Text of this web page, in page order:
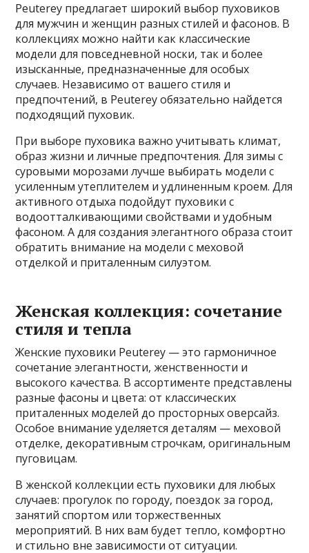
Peuterey предлагает широкий выбор пуховиков
для мужчин и женщин разных стилей и фасонов. В
коллекциях можно найти как классические
модели для повседневной носки, так и более
изысканные, предназначенные для особых
случаев. Независимо от вашего стиля и
предпочтений, в Peuterey обязательно найдется
подходящий пуховик.
При выборе пуховика важно учитывать климат,
образ жизни и личные предпочтения. Для зимы с
суровыми морозами лучше выбирать модели с
усиленным утеплителем и удлиненным кроем. Для
активного отдыха подойдут пуховики с
водоотталкивающими свойствами и удобным
фасоном. А для создания элегантного образа стоит
обратить внимание на модели с меховой
отделкой и приталенным силуэтом.
Женская коллекция: сочетание
стиля и тепла
Женские пуховики Peuterey — это гармоничное
сочетание элегантности, женственности и
высокого качества. В ассортименте представлены
разные фасоны и цвета: от классических
приталенных моделей до просторных оверсайз.
Особое внимание уделяется деталям — меховой
отделке, декоративным строчкам, оригинальным
пуговицам.
В женской коллекции есть пуховики для любых
случаев: прогулок по городу, поездок за город,
занятий спортом или торжественных
мероприятий. В них вам будет тепло, комфортно
и стильно вне зависимости от ситуации.